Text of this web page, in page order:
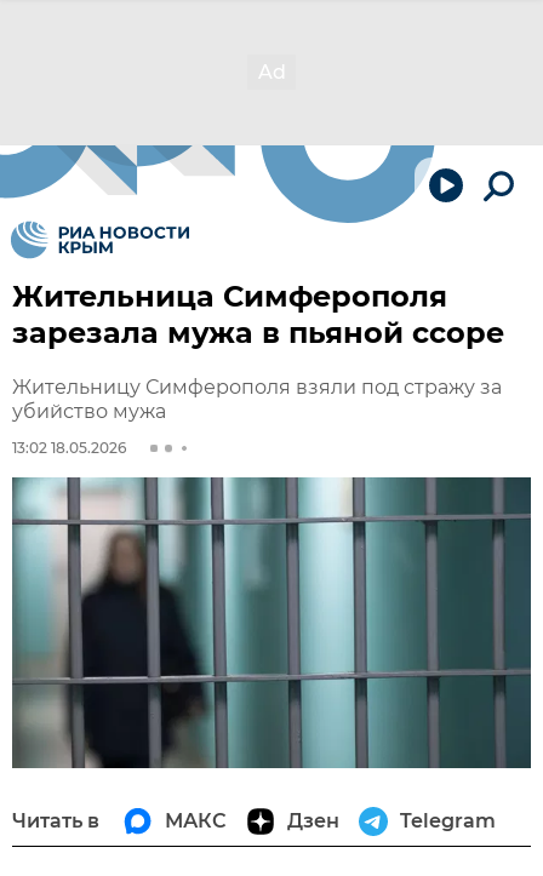
Жительница Симферополя
зарезала мужа в пьяной ссоре
Жительницу Симферополя взяли под стражу за
убийство мужа
13:02 18.05.2026
Читать в МАКС Дзен Telegram